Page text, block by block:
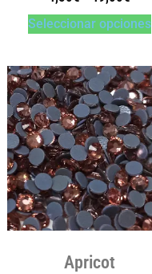
Seleccionar opciones
Apricot